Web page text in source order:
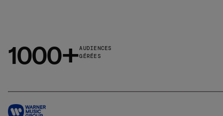
1000+AUDIENCES
GÉRÉES